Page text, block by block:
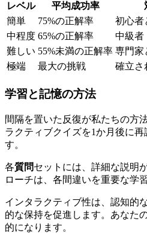
レベル 平均成功率
簡単
75%の正解率
初心者
中程度 65%の正解率
中級者
難しい 55%未満の正解率 専門家
極端
最大の挑戦 確立さ
学習と記憶の方法
間隔を置いた反復が私たちの方
ラクティブクイズを1か月後に
す。
各質問セットには、詳細な説明
ローチは、各間違いを重要な学
インタラクティブ性は、認知的
的な保持を促進します。あなた
的になります。